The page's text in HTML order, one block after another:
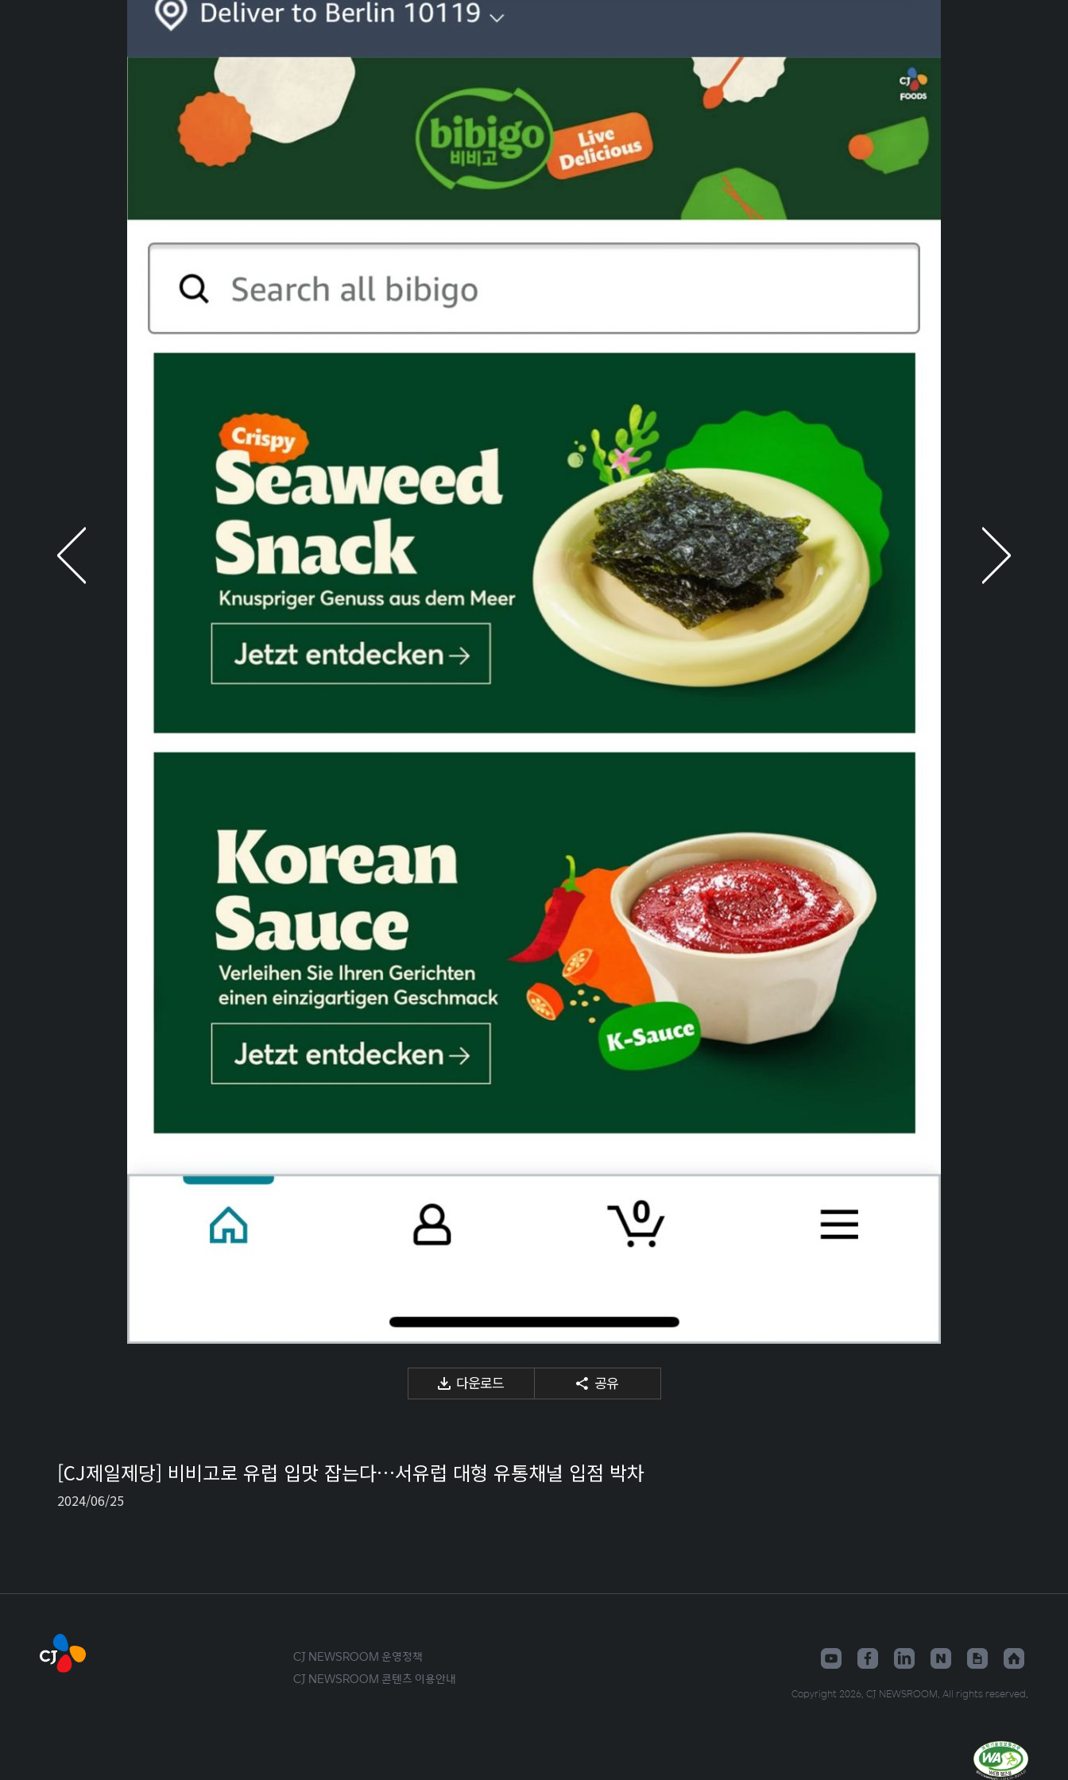
다운로드 공유
[CJ제일제당] 비비고로 유럽 입맛 잡는다…서유럽 대형 유통채널 입점 박차
2024/06/25
CJ NEWSROOM 운영정책
CJ NEWSROOM 콘텐츠 이용안내
Copyright 2026. CJ NEWSROOM. All rights reserved.